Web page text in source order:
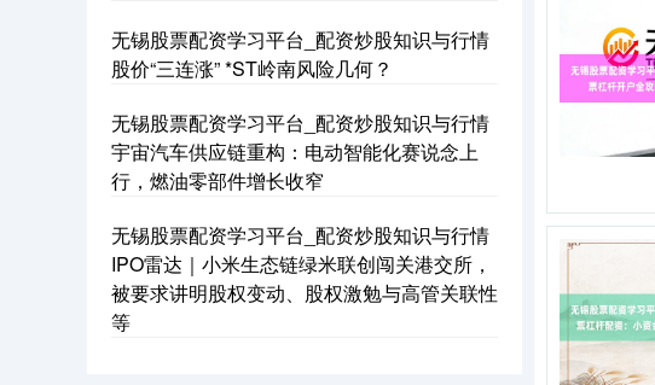
无锡股票配资学习平台_配资炒股知识与行情
股价“三连涨” *ST岭南风险几何？
无锡股票配资学习平台_配资炒股知识与行情
宇宙汽车供应链重构：电动智能化赛说念上
行，燃油零部件增长收窄
无锡股票配资学习平台_配资炒股知识与行情
IPO雷达｜小米生态链绿米联创闯关港交所，
被要求讲明股权变动、股权激勉与高管关联性
等